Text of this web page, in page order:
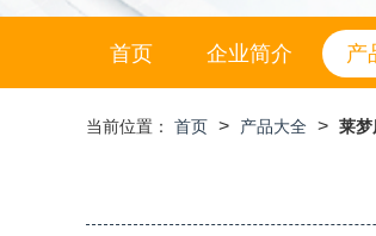
首页 企业简介 产
当前位置： 首页 > 产品大全 > 莱梦